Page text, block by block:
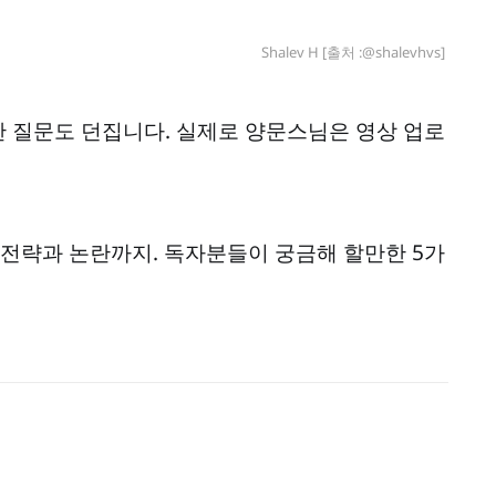
Shalev H [출처 :@shalevhvs]
문도 던집니다. 실제로 양문스님은 영상 업로
략과 논란까지. 독자분들이 궁금해 할만한 5가